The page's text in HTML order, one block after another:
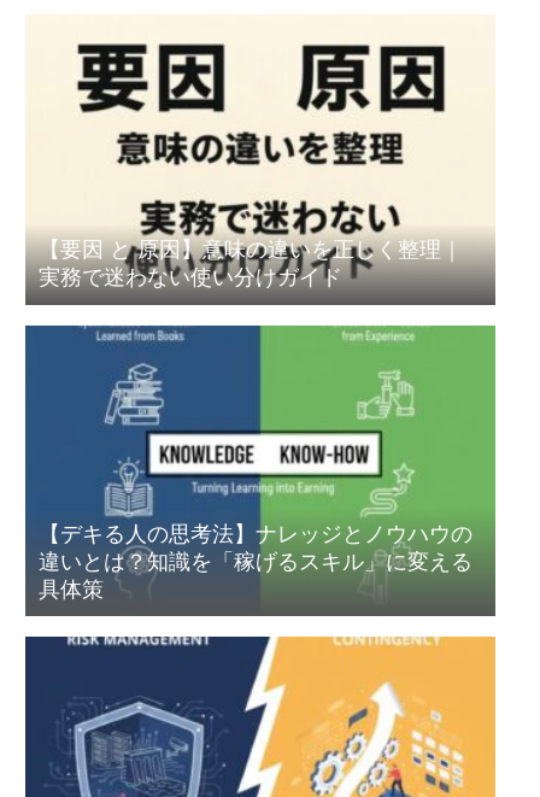
【要因 と 原因】意味の違いを正しく整理｜
実務で迷わない使い分けガイド
【デキる人の思考法】ナレッジとノウハウの
違いとは？知識を「稼げるスキル」に変える
具体策